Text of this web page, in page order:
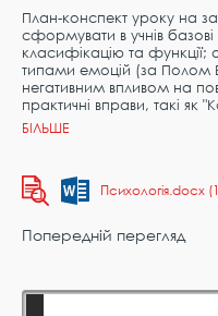
План-конспект уроку на
сформувати в учнів базові
класифікацію та функції;
типами емоцій (за Полом
негативним впливом на
практичні вправи, такі як
Психологія.docx
Попередній перегляд